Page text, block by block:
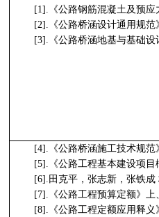
[1]. 《公路钢筋混凝土及预
[2]. 《公路桥涵设计通用规范
[3]. 《公路桥涵地基与基础设
[4]. 《公路桥涵施工技术规范
[5]. 《公路工程基本建设项目
[6]. 田克平，张志新，张铁成
[7]. 《公路工程预算定额》上
[8]. 《公路工程定额应用释义